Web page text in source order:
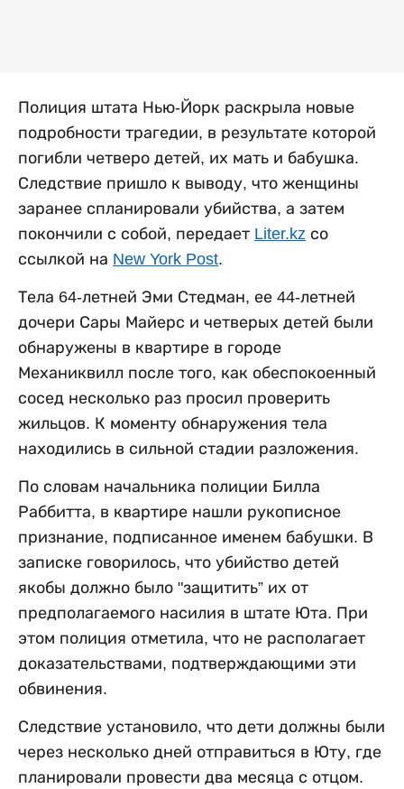
Полиция штата Нью-Йорк раскрыла новые
подробности трагедии, в результате которой
погибли четверо детей, их мать и бабушка.
Следствие пришло к выводу, что женщины
заранее спланировали убийства, а затем
покончили с собой, передает Liter.kz со
ссылкой на New York Post.
Тела 64-летней Эми Стедман, ее 44-летней
дочери Сары Майерс и четверых детей были
обнаружены в квартире в городе
Механиквилл после того, как обеспокоенный
сосед несколько раз просил проверить
жильцов. К моменту обнаружения тела
находились в сильной стадии разложения.
По словам начальника полиции Билла
Раббитта, в квартире нашли рукописное
признание, подписанное именем бабушки. В
записке говорилось, что убийство детей
якобы должно было "защитить” их от
предполагаемого насилия в штате Юта. При
этом полиция отметила, что не располагает
доказательствами, подтверждающими эти
обвинения.
Следствие установило, что дети должны были
через несколько дней отправиться в Юту, где
планировали провести два месяца с отцом.